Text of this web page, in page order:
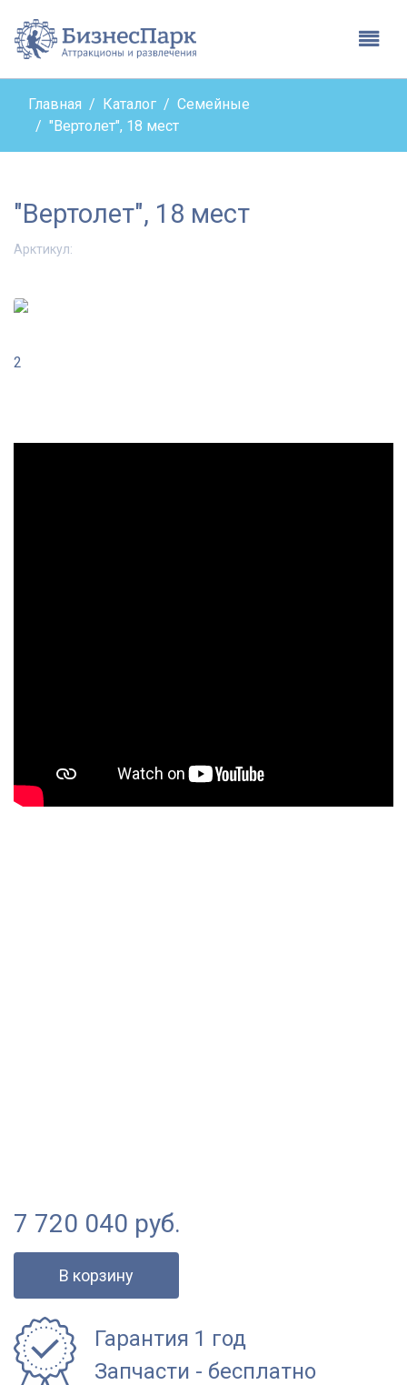
Бизнес парк -
Главная Каталог
Семейные
"Вертолет", 18 мест
"Вертолет", 18 мест
Арктикул:
2
7 720 040 руб.
В корзину
Гарантия 1 год
Запчасти - бесплатно